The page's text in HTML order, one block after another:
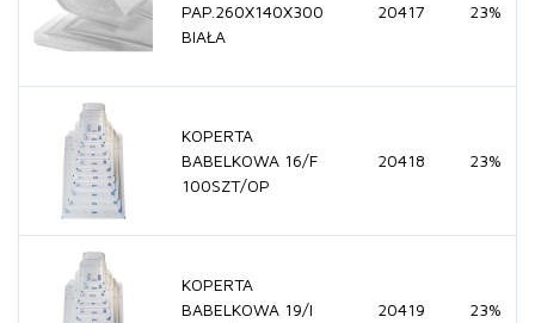
PAP.260X140X300
BIAŁA
20417 23%
KOPERTA
BABELKOWA 16/F
100SZT/OP
20418 23%
KOPERTA
BABELKOWA 19/I
20419 23%